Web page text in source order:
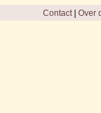
Contact| Over